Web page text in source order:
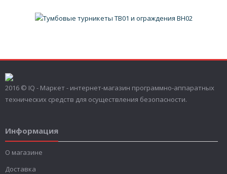
2016 © IQ - Маркет - интернет-магазин программно-аппаратных
технических средств для осуществления безопасности.
Информация
О магазине
Доставка